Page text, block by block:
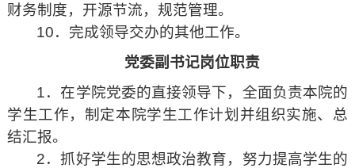
财务制度，开源节流，规范管理。
10．完成领导交办的其他工作。
党委副书记岗位职责
1．在学院党委的直接领导下，全面负责本院的
学生工作，制定本院学生工作计划并组织实施、总
结汇报。
2．抓好学生的思想政治教育，努力提高学生的